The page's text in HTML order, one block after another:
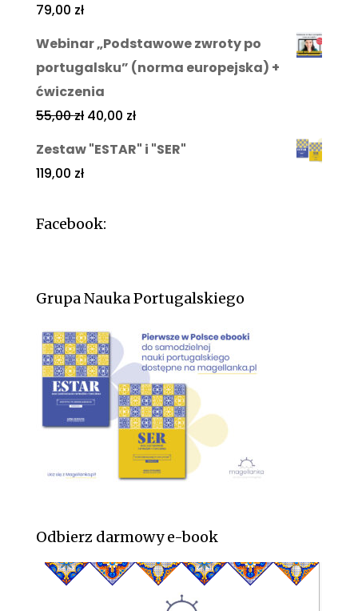
79,00 zł
Webinar „Podstawowe zwroty po
portugalsku” (norma europejska) +
ćwiczenia
55,00zł 40,00 zł
Zestaw "ESTAR" i "SER"
119,00 zł
Facebook:
Grupa Nauka Portugalskiego
Odbierz darmowy e-book